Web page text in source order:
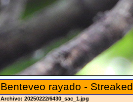
Benteveo rayado -
Archivo: 20250222/6430_sac_1.jpg